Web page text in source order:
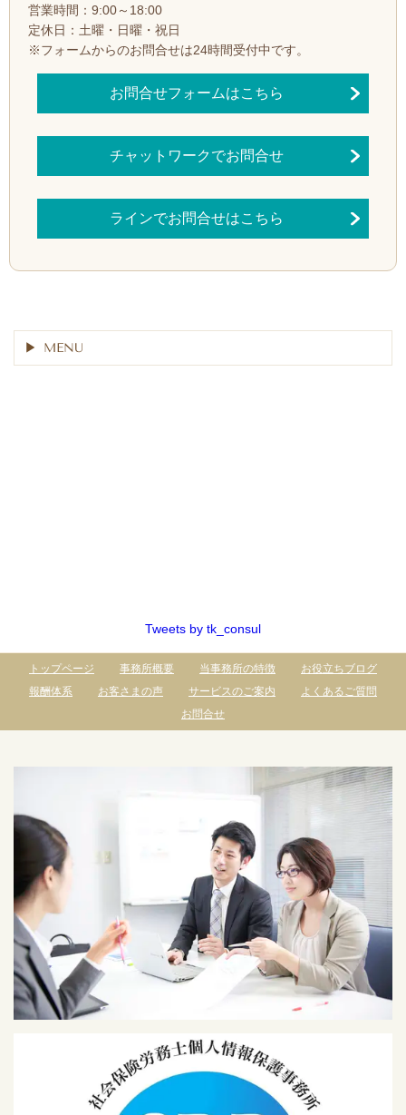
営業時間：9:00～18:00
定休日：土曜・日曜・祝日
※フォームからのお問合せは24時間受付中です。
お問合せフォームはこちら
チャットワークでお問合せ
ラインでお問合せはこちら
MENU
Tweets by tk_consul
トップページ 事務所概要 当事務所の特徴
お役立ちブログ
報酬体系
お客さまの声 サービスのご案内
よくあるご質問
お問合せ